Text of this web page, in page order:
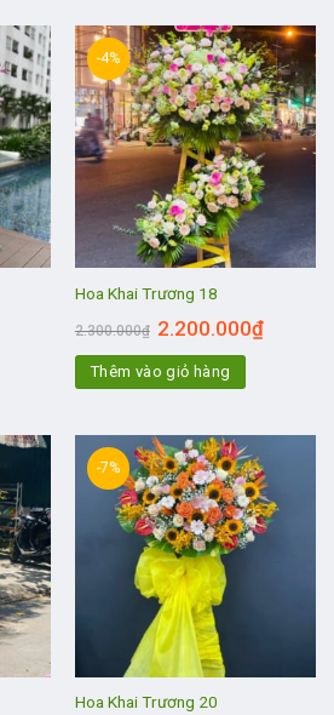
-4%
Hoa Khai Trương 18
2.300.000₫ 2.200.000₫
Thêm vào giỏ hàng
-7%
Hoa Khai Trương 20